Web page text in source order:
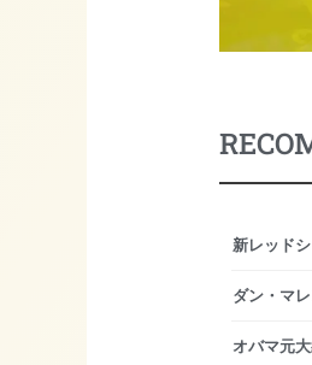
新レッド
ダン・マ
オバマ元